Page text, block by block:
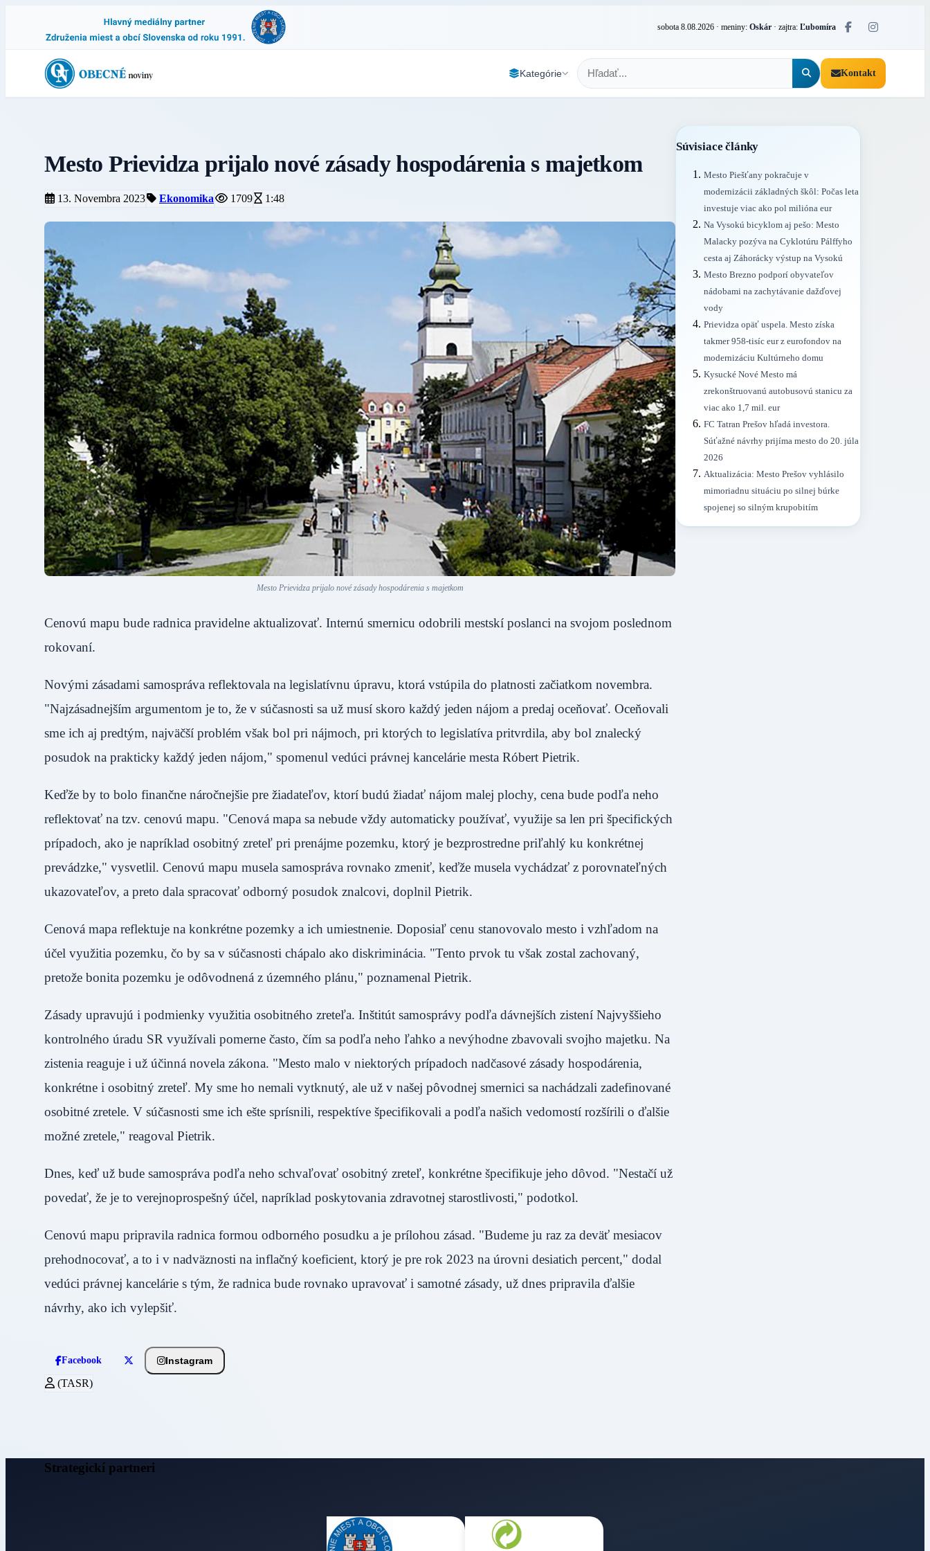
sobota 8.08.2026 · meniny: Oskár · zajtra: Ľubomíra
Kategórie Kontakt
Mesto Prievidza prijalo nové zásady hospodárenia s majetkom
13. Novembra 2023 Ekonomika 1709 1:48
Mesto Prievidza prijalo nové zásady hospodárenia s majetkom
Cenovú mapu bude radnica pravidelne aktualizovať. Internú smernicu odobrili mestskí poslanci na svojom poslednom
rokovaní.
Novými zásadami samospráva reflektovala na legislatívnu úpravu, ktorá vstúpila do platnosti začiatkom novembra.
"Najzásadnejším argumentom je to, že v súčasnosti sa už musí skoro každý jeden nájom a predaj oceňovať. Oceňovali
sme ich aj predtým, najväčší problém však bol pri nájmoch, pri ktorých to legislatíva pritvrdila, aby bol znalecký
posudok na prakticky každý jeden nájom," spomenul vedúci právnej kancelárie mesta Róbert Pietrik.
Keďže by to bolo finančne náročnejšie pre žiadateľov, ktorí budú žiadať nájom malej plochy, cena bude podľa neho
reflektovať na tzv. cenovú mapu. "Cenová mapa sa nebude vždy automaticky používať, využije sa len pri špecifických
prípadoch, ako je napríklad osobitný zreteľ pri prenájme pozemku, ktorý je bezprostredne priľahlý ku konkrétnej
prevádzke," vysvetlil. Cenovú mapu musela samospráva rovnako zmeniť, keďže musela vychádzať z porovnateľných
ukazovateľov, a preto dala spracovať odborný posudok znalcovi, doplnil Pietrik.
Cenová mapa reflektuje na konkrétne pozemky a ich umiestnenie. Doposiaľ cenu stanovovalo mesto i vzhľadom na
účel využitia pozemku, čo by sa v súčasnosti chápalo ako diskriminácia. "Tento prvok tu však zostal zachovaný,
pretože bonita pozemku je odôvodnená z územného plánu," poznamenal Pietrik.
Zásady upravujú i podmienky využitia osobitného zreteľa. Inštitút samosprávy podľa dávnejších zistení Najvyššieho
kontrolného úradu SR využívali pomerne často, čím sa podľa neho ľahko a nevýhodne zbavovali svojho majetku. Na
zistenia reaguje i už účinná novela zákona. "Mesto malo v niektorých prípadoch nadčasové zásady hospodárenia,
konkrétne i osobitný zreteľ. My sme ho nemali vytknutý, ale už v našej pôvodnej smernici sa nachádzali zadefinované
osobitné zretele. V súčasnosti sme ich ešte sprísnili, respektíve špecifikovali a podľa našich vedomostí rozšírili o ďalšie
možné zretele," reagoval Pietrik.
Dnes, keď už bude samospráva podľa neho schvaľovať osobitný zreteľ, konkrétne špecifikuje jeho dôvod. "Nestačí už
povedať, že je to verejnoprospešný účel, napríklad poskytovania zdravotnej starostlivosti," podotkol.
Cenovú mapu pripravila radnica formou odborného posudku a je prílohou zásad. "Budeme ju raz za deväť mesiacov
prehodnocovať, a to i v nadväznosti na inflačný koeficient, ktorý je pre rok 2023 na úrovni desiatich percent," dodal
vedúci právnej kancelárie s tým, že radnica bude rovnako upravovať i samotné zásady, už dnes pripravila ďalšie
návrhy, ako ich vylepšiť.
Facebook Instagram
(TASR)
Súvisiace články
Mesto Piešťany pokračuje v
modernizácii základných škôl: Počas leta
investuje viac ako pol milióna eur
Na Vysokú bicyklom aj pešo: Mesto
Malacky pozýva na Cyklotúru Pálffyho
cesta aj Záhorácky výstup na Vysokú
Mesto Brezno podporí obyvateľov
nádobami na zachytávanie dažďovej
vody
Prievidza opäť uspela. Mesto získa
takmer 958-tisíc eur z eurofondov na
modernizáciu Kultúrneho domu
Kysucké Nové Mesto má
zrekonštruovanú autobusovú stanicu za
viac ako 1,7 mil. eur
FC Tatran Prešov hľadá investora.
Súťažné návrhy prijíma mesto do 20. júla
2026
Aktualizácia: Mesto Prešov vyhlásilo
mimoriadnu situáciu po silnej búrke
spojenej so silným krupobitím
Strategickí partneri